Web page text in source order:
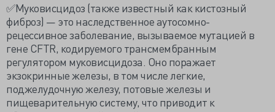
✅Муковисцидоз (также известный как кистозный
фиброз) — это наследственное аутосомно-
рецессивное заболевание, вызываемое мутацией в
гене CFTR, кодируемого трансмембранным
регулятором муковисцидоза. Оно поражает
экзокринные железы, в том числе легкие,
поджелудочную железу, потовые железы и
пищеварительную систему, что приводит к